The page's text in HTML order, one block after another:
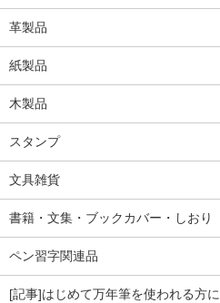
革製品
紙製品
木製品
スタンプ
文具雑貨
書籍・文集・ブックカバー・しおり
ペン習字関連品
[記事]はじめて万年筆を使われる方に